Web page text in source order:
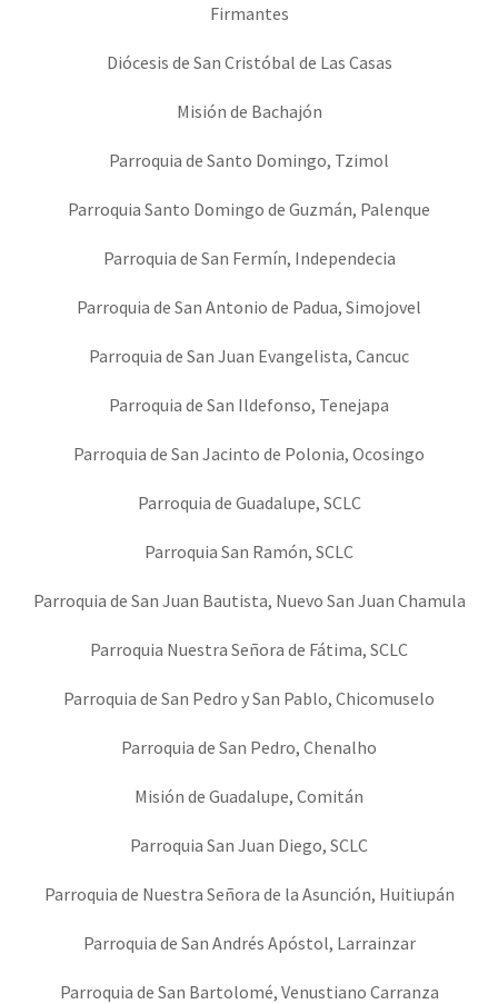
Firmantes
Diócesis de San Cristóbal de Las Casas
Misión de Bachajón
Parroquia de Santo Domingo, Tzimol
Parroquia Santo Domingo de Guzmán, Palenque
Parroquia de San Fermín, Independecia
Parroquia de San Antonio de Padua, Simojovel
Parroquia de San Juan Evangelista, Cancuc
Parroquia de San Ildefonso, Tenejapa
Parroquia de San Jacinto de Polonia, Ocosingo
Parroquia de Guadalupe, SCLC
Parroquia San Ramón, SCLC
Parroquia de San Juan Bautista, Nuevo San Juan Chamula
Parroquia Nuestra Señora de Fátima, SCLC
Parroquia de San Pedro y San Pablo, Chicomuselo
Parroquia de San Pedro, Chenalho
Misión de Guadalupe, Comitán
Parroquia San Juan Diego, SCLC
Parroquia de Nuestra Señora de la Asunción, Huitiupán
Parroquia de San Andrés Apóstol, Larrainzar
Parroquia de San Bartolomé, Venustiano Carranza